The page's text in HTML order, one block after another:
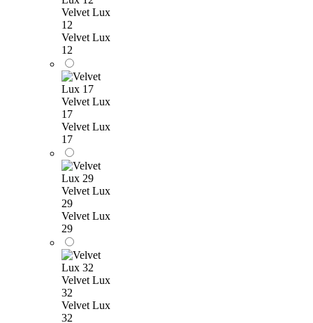
Velvet Lux
12
Velvet Lux
12
Velvet Lux
17
Velvet Lux
17
Velvet Lux
29
Velvet Lux
29
Velvet Lux
32
Velvet Lux
32